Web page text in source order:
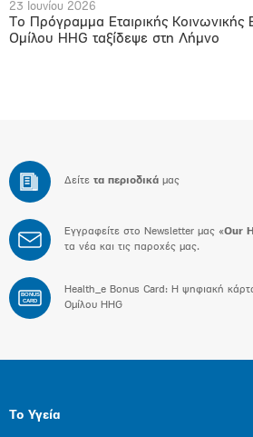
23 Ιουνίου 2026
Το Πρόγραμμα Εταιρικής Κοινωνικής
Ομίλου HHG ταξίδεψε στη Λήμνο
Δείτε τα περιοδικά μας
Εγγραφείτε στο Newsletter μας «Our
τα νέα και τις παροχές μας.
BONUS
CARD
Health_e Bonus Card: H ψηφιακή
Ομίλου HHG
Το Υγεία